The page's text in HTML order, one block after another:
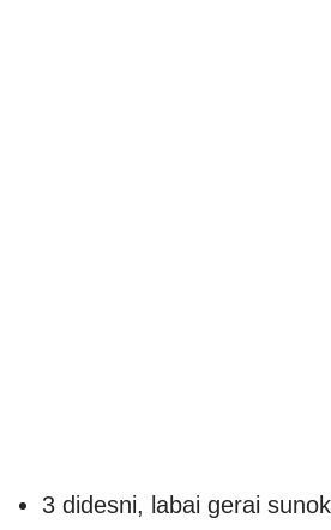
3 didesni, labai gerai